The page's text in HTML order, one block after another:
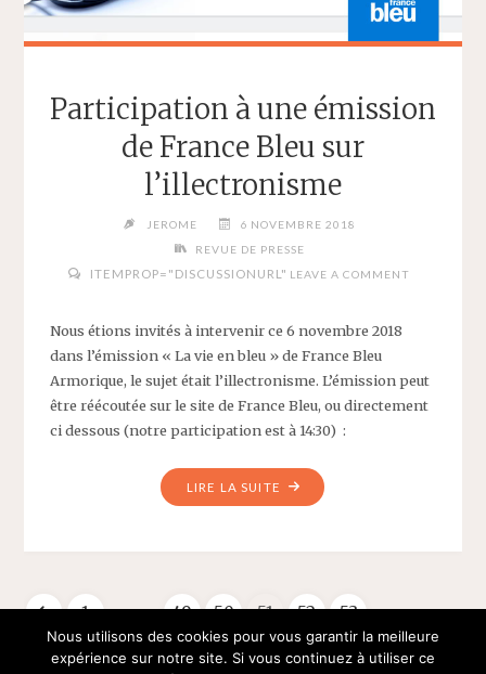
Participation à une émission
de France Bleu sur
l’illectronisme
JEROME
6 NOVEMBRE 2018
REVUE DE PRESSE
ITEMPROP="DISCUSSIONURL" LEAVE A COMMENT
Nous étions invités à intervenir ce 6 novembre 2018
dans l’émission « La vie en bleu » de France Bleu
Armorique, le sujet était l’illectronisme. L’émission peut
être réécoutée sur le site de France Bleu, ou directement
ci dessous (notre participation est à 14:30) :
LIRE LA SUITE "PARTICIPATION
À
FRANCE
BLEU
SUR
Pagination
1 … 49 50 51 52 53
…
Nous utilisons des cookies pour vous garantir la meilleure
expérience sur notre site. Si vous continuez à utiliser ce